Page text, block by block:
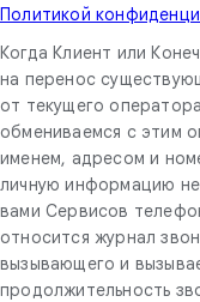
Политикой
Когда Клиент или
на перенос
от текущего
обмениваемся с этим
именем, адресом и
личную информацию
вами Сервисов
относится журнал
вызывающего и
продолжительность